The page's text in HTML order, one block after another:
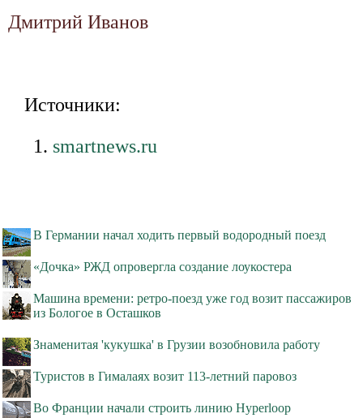
Дмитрий Иванов
Источники:
smartnews.ru
В Германии начал ходить первый водородный поезд
«Дочка» РЖД опровергла создание лоукостера
Машина времени: ретро-поезд уже год возит пассажиров
из Бологое в Осташков
Знаменитая 'кукушка' в Грузии возобновила работу
Туристов в Гималаях возит 113-летний паровоз
Во Франции начали строить линию Hyperloop